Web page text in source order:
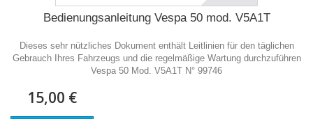
Bedienungsanleitung Vespa 50 mod. V5A1T
Dieses sehr nützliches Dokument enthält Leitlinien für den täglichen
Gebrauch Ihres Fahrzeugs und die regelmäßige Wartung durchzuführen
Vespa 50 Mod. V5A1T N° 99746
15,00 €